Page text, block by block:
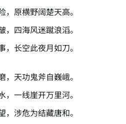
，原横野阔楚天高。
，四海风迷蹴浪滔。
，长空此夜月如刀。
，天功鬼斧自巍峨。
，一线崖开万里河。
，涉危为结藏唐和。